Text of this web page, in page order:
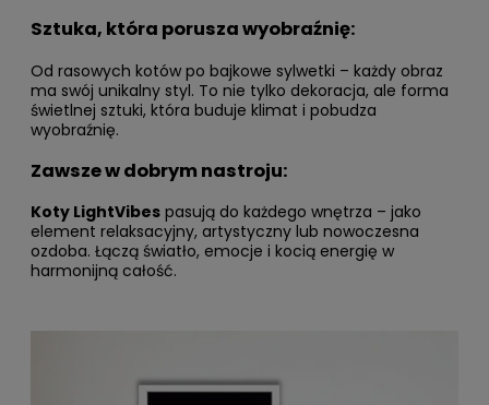
Sztuka, która porusza wyobraźnię:
Od rasowych kotów po bajkowe sylwetki – każdy obraz
ma swój unikalny styl. To nie tylko dekoracja, ale forma
świetlnej sztuki, która buduje klimat i pobudza
wyobraźnię.
Zawsze w dobrym nastroju:
Koty LightVibes pasują do każdego wnętrza – jako
element relaksacyjny, artystyczny lub nowoczesna
ozdoba. Łączą światło, emocje i kocią energię w
harmonijną całość.